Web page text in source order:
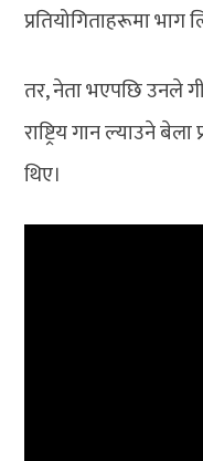
प्रतियोगिताहरूमा भाग
तर, नेता भएपछि उनले
राष्ट्रिय गान ल्याउने
थिए।